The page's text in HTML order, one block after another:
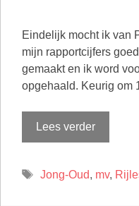
Eindelijk mocht ik van
mijn rapportcijfers
gemaakt en ik word
opgehaald. Keurig om
Lees verder
Tags
Jong-Oud, mv,